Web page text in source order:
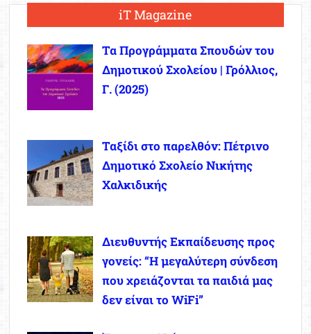
iT Magazine
Τα Προγράμματα Σπουδών του
Δημοτικού Σχολείου | Γρόλλιος,
Γ. (2025)
Ταξίδι στο παρελθόν: Πέτρινο
Δημοτικό Σχολείο Νικήτης
Χαλκιδικής
Διευθυντής Εκπαίδευσης προς
γονείς: “Η μεγαλύτερη σύνδεση
που χρειάζονται τα παιδιά μας
δεν είναι το WiFi”